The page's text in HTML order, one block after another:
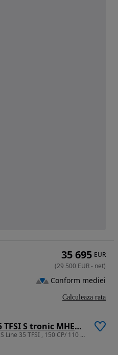
Audi Q3 Sportback 1.5 35 TFSI S tronic MHEV S Line
1498 cm3 • 150 CP • Q3 Sportback S Line 35 TFSI , 150 CP/ 110 KW, DSG, Garantie Audi
35 695 EUR
(29 500 EUR- net)
Conform mediei
Calculeaza rata